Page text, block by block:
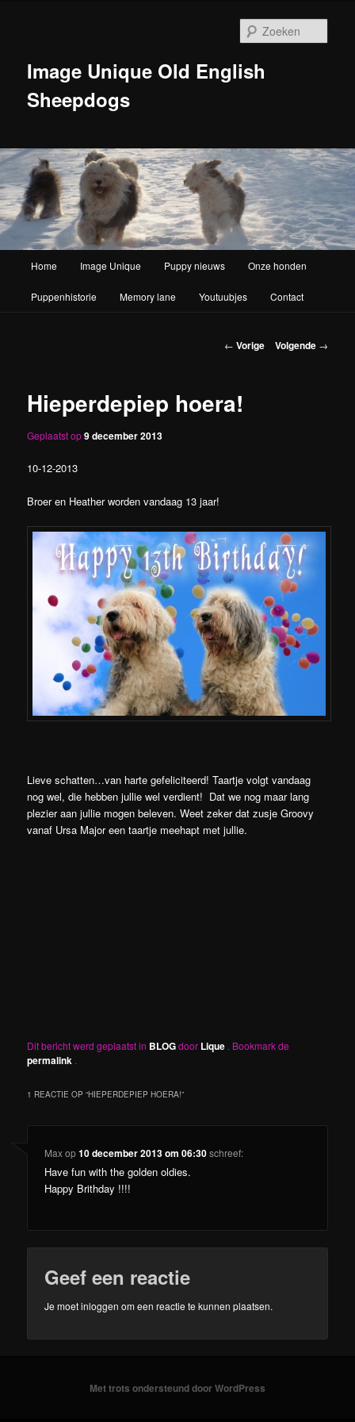
Image Unique Old English
Sheepdogs
Spring naar de primaire inhoud
Home Image Unique Puppy nieuws Onze honden
Puppenhistorie Memory lane Youtuubjes Contact
Berichtnavigatie
← Vorige Volgende →
Hieperdepiep hoera!
Geplaatst op9 december 2013
10-12-2013
Broer en Heather worden vandaag 13 jaar!
Lieve schatten…van harte gefeliciteerd! Taartje volgt vandaag
nog wel, die hebben jullie wel verdient! Dat we nog maar lang
plezier aan jullie mogen beleven. Weet zeker dat zusje Groovy
vanaf Ursa Major een taartje meehapt met jullie.
Dit bericht werd geplaatst in BLOGdoor Lique . Bookmark de
permalink .
1 REACTIE OP “HIEPERDEPIEP HOERA!”
Maxop10 december 2013 om 06:30schreef:
Have fun with the golden oldies.
Happy Brithday !!!!
Geef een reactie
Je moetinloggen om een reactie te kunnen plaatsen.
Met trots ondersteund door WordPress